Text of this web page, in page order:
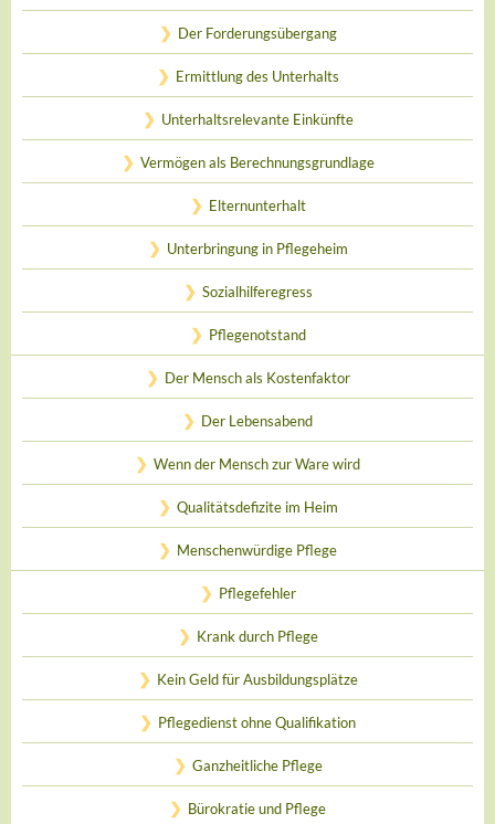
Der Forderungsübergang
Ermittlung des Unterhalts
Unterhaltsrelevante Einkünfte
Vermögen als Berechnungsgrundlage
Elternunterhalt
Unterbringung in Pflegeheim
Sozialhilferegress
Pflegenotstand
Der Mensch als Kostenfaktor
Der Lebensabend
Wenn der Mensch zur Ware wird
Qualitätsdefizite im Heim
Menschenwürdige Pflege
Pflegefehler
Krank durch Pflege
Kein Geld für Ausbildungsplätze
Pflegedienst ohne Qualifikation
Ganzheitliche Pflege
Bürokratie und Pflege